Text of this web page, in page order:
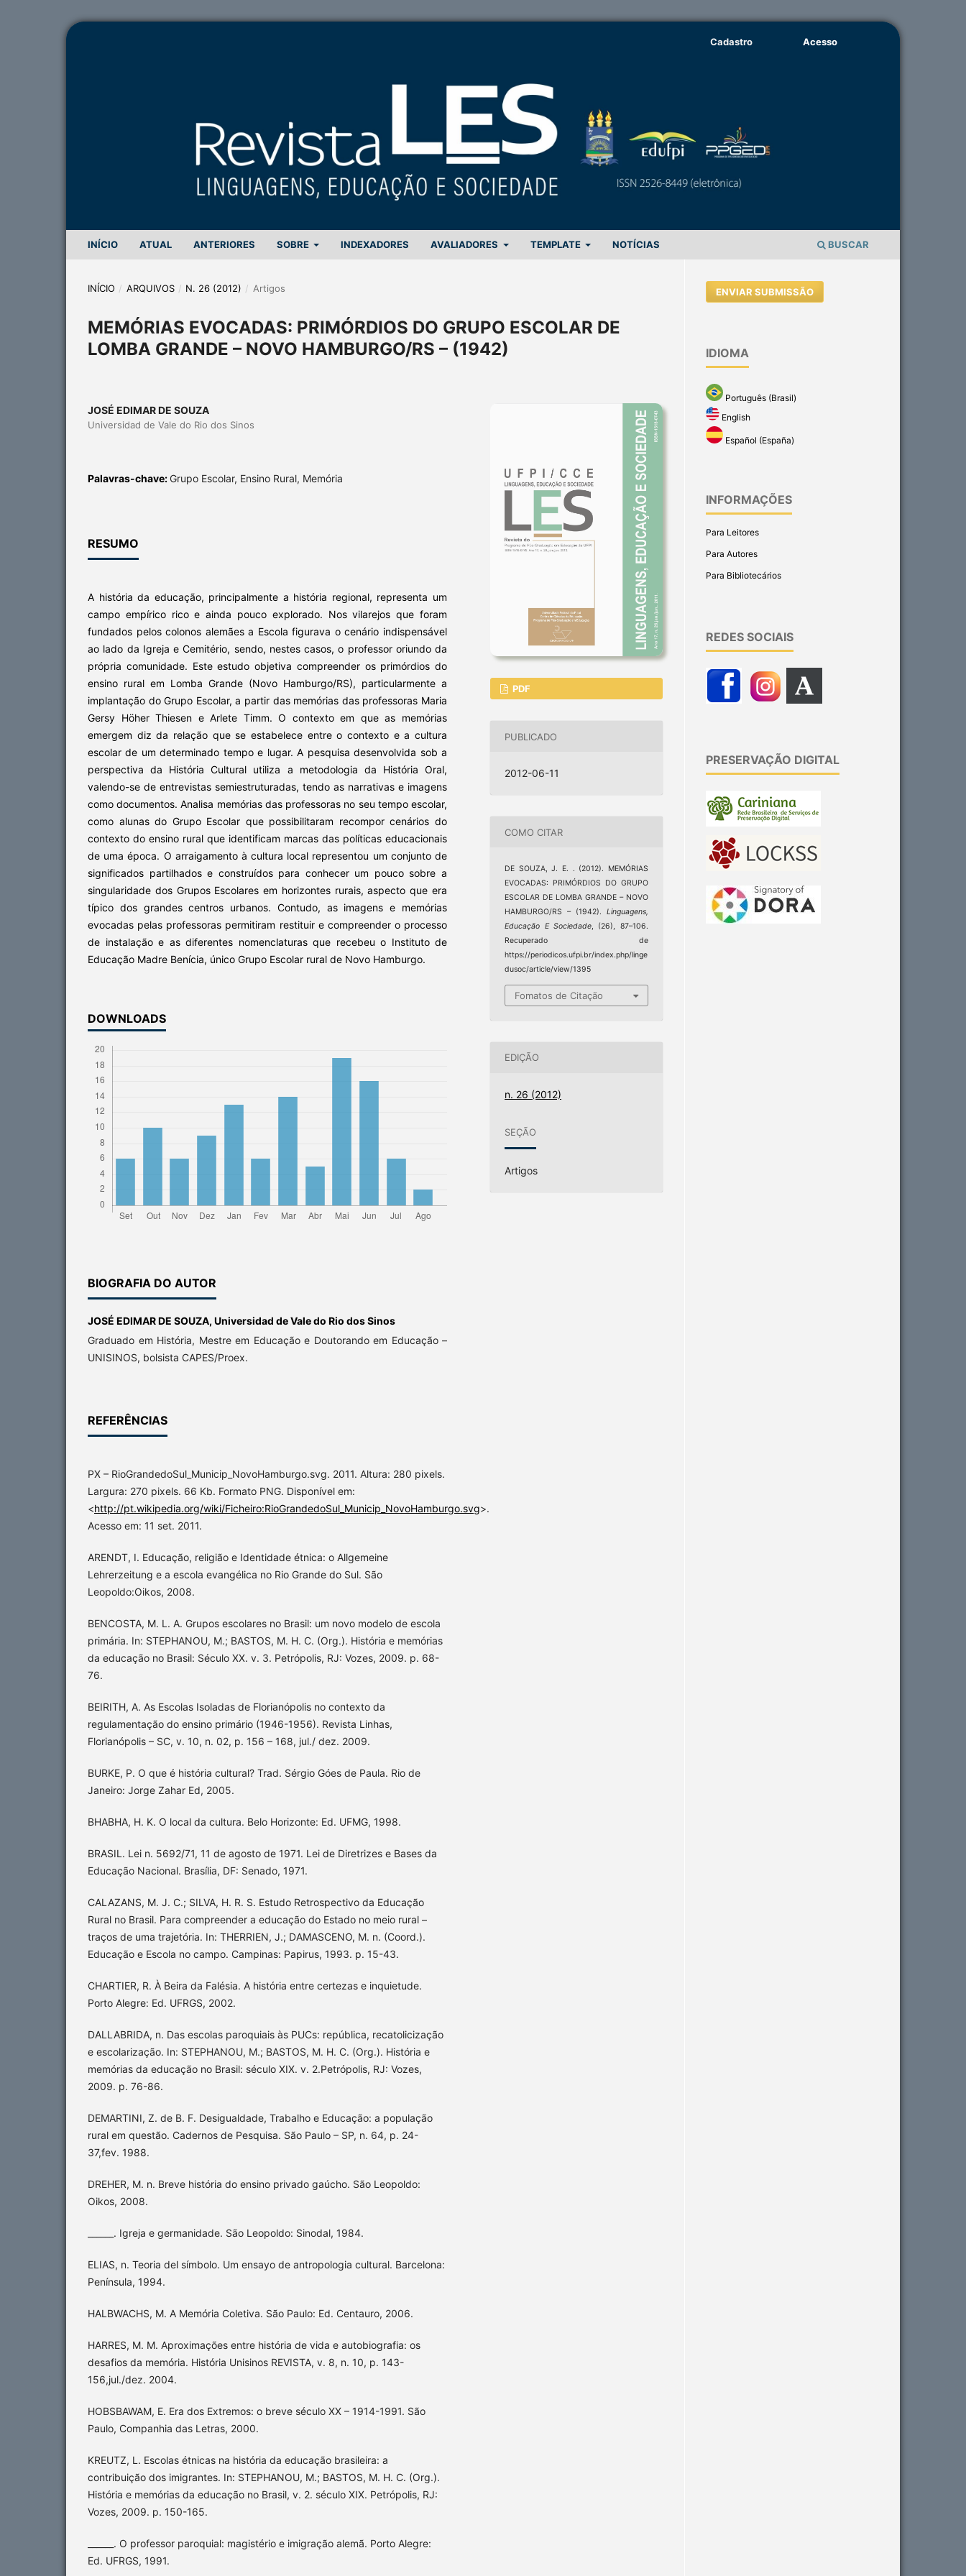
INÍCIO ATUAL ANTERIORES SOBRE INDEXADORES AVALIADORES TEMPLATE NOTÍCIAS BUSCAR
Cadastro Acesso
INÍCIO / ARQUIVOS / N. 26 (2012) / Artigos
MEMÓRIAS EVOCADAS: PRIMÓRDIOS DO GRUPO ESCOLAR DE
LOMBA GRANDE – NOVO HAMBURGO/RS – (1942)
JOSÉ EDIMAR DE SOUZA
Universidad de Vale do Rio dos Sinos
Palavras-chave: Grupo Escolar, Ensino Rural, Memória
RESUMO
A história da educação, principalmente a história regional, representa um
campo empírico rico e ainda pouco explorado. Nos vilarejos que foram
fundados pelos colonos alemães a Escola figurava o cenário indispensável
ao lado da Igreja e Cemitério, sendo, nestes casos, o professor oriundo da
própria comunidade. Este estudo objetiva compreender os primórdios do
ensino rural em Lomba Grande (Novo Hamburgo/RS), particularmente a
implantação do Grupo Escolar, a partir das memórias das professoras Maria
Gersy Höher Thiesen e Arlete Timm. O contexto em que as memórias
emergem diz da relação que se estabelece entre o contexto e a cultura
escolar de um determinado tempo e lugar. A pesquisa desenvolvida sob a
perspectiva da História Cultural utiliza a metodologia da História Oral,
valendo-se de entrevistas semiestruturadas, tendo as narrativas e imagens
como documentos. Analisa memórias das professoras no seu tempo escolar,
como alunas do Grupo Escolar que possibilitaram recompor cenários do
contexto do ensino rural que identificam marcas das políticas educacionais
de uma época. O arraigamento à cultura local representou um conjunto de
significados partilhados e construídos para conhecer um pouco sobre a
singularidade dos Grupos Escolares em horizontes rurais, aspecto que era
típico dos grandes centros urbanos. Contudo, as imagens e memórias
evocadas pelas professoras permitiram restituir e compreender o processo
de instalação e as diferentes nomenclaturas que recebeu o Instituto de
Educação Madre Benícia, único Grupo Escolar rural de Novo Hamburgo.
DOWNLOADS
BIOGRAFIA DO AUTOR
JOSÉ EDIMAR DE SOUZA, Universidad de Vale do Rio dos Sinos
Graduado em História, Mestre em Educação e Doutorando em Educação –
UNISINOS, bolsista CAPES/Proex.
REFERÊNCIAS
PX – RioGrandedoSul_Municip_NovoHamburgo.svg. 2011. Altura: 280 pixels.
Largura: 270 pixels. 66 Kb. Formato PNG. Disponível em:
<http://pt.wikipedia.org/wiki/Ficheiro:RioGrandedoSul_Municip_NovoHamburgo.svg>.
Acesso em: 11 set. 2011.
ARENDT, I. Educação, religião e Identidade étnica: o Allgemeine
Lehrerzeitung e a escola evangélica no Rio Grande do Sul. São
Leopoldo:Oikos, 2008.
BENCOSTA, M. L. A. Grupos escolares no Brasil: um novo modelo de escola
primária. In: STEPHANOU, M.; BASTOS, M. H. C. (Org.). História e memórias
da educação no Brasil: Século XX. v. 3. Petrópolis, RJ: Vozes, 2009. p. 68-
76.
BEIRITH, A. As Escolas Isoladas de Florianópolis no contexto da
regulamentação do ensino primário (1946-1956). Revista Linhas,
Florianópolis – SC, v. 10, n. 02, p. 156 – 168, jul./ dez. 2009.
BURKE, P. O que é história cultural? Trad. Sérgio Góes de Paula. Rio de
Janeiro: Jorge Zahar Ed, 2005.
BHABHA, H. K. O local da cultura. Belo Horizonte: Ed. UFMG, 1998.
BRASIL. Lei n. 5692/71, 11 de agosto de 1971. Lei de Diretrizes e Bases da
Educação Nacional. Brasília, DF: Senado, 1971.
CALAZANS, M. J. C.; SILVA, H. R. S. Estudo Retrospectivo da Educação
Rural no Brasil. Para compreender a educação do Estado no meio rural –
traços de uma trajetória. In: THERRIEN, J.; DAMASCENO, M. n. (Coord.).
Educação e Escola no campo. Campinas: Papirus, 1993. p. 15-43.
CHARTIER, R. À Beira da Falésia. A história entre certezas e inquietude.
Porto Alegre: Ed. UFRGS, 2002.
DALLABRIDA, n. Das escolas paroquiais às PUCs: república, recatolicização
e escolarização. In: STEPHANOU, M.; BASTOS, M. H. C. (Org.). História e
memórias da educação no Brasil: século XIX. v. 2.Petrópolis, RJ: Vozes,
2009. p. 76-86.
DEMARTINI, Z. de B. F. Desigualdade, Trabalho e Educação: a população
rural em questão. Cadernos de Pesquisa. São Paulo – SP, n. 64, p. 24-
37,fev. 1988.
DREHER, M. n. Breve história do ensino privado gaúcho. São Leopoldo:
Oikos, 2008.
______. Igreja e germanidade. São Leopoldo: Sinodal, 1984.
ELIAS, n. Teoria del símbolo. Um ensayo de antropologia cultural. Barcelona:
Península, 1994.
HALBWACHS, M. A Memória Coletiva. São Paulo: Ed. Centauro, 2006.
HARRES, M. M. Aproximações entre história de vida e autobiografia: os
desafios da memória. História Unisinos REVISTA, v. 8, n. 10, p. 143-
156,jul./dez. 2004.
HOBSBAWAM, E. Era dos Extremos: o breve século XX – 1914-1991. São
Paulo, Companhia das Letras, 2000.
KREUTZ, L. Escolas étnicas na história da educação brasileira: a
contribuição dos imigrantes. In: STEPHANOU, M.; BASTOS, M. H. C. (Org.).
História e memórias da educação no Brasil, v. 2. século XIX. Petrópolis, RJ:
Vozes, 2009. p. 150-165.
______. O professor paroquial: magistério e imigração alemã. Porto Alegre:
Ed. UFRGS, 1991.
PDF
PUBLICADO
2012-06-11
COMO CITAR
DE SOUZA, J. E. . (2012). MEMÓRIAS
EVOCADAS: PRIMÓRDIOS DO GRUPO
ESCOLAR DE LOMBA GRANDE – NOVO
HAMBURGO/RS – (1942). Linguagens,
Educação E Sociedade, (26), 87–106.
Recuperado de
https://periodicos.ufpi.br/index.php/linge
dusoc/article/view/1395
Fomatos de Citação
EDIÇÃO
n. 26 (2012)
SEÇÃO
Artigos
ENVIAR SUBMISSÃO
IDIOMA
Português (Brasil)
English
Español (España)
INFORMAÇÕES
Para Leitores
Para Autores
Para Bibliotecários
REDES SOCIAIS
PRESERVAÇÃO DIGITAL